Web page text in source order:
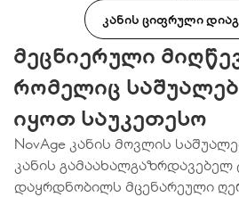
ᲙᲐᲜᲘᲡ ᲪᲘᲤᲠᲣᲚᲘ
მეცნიერული
რომელიც
იყოთ საუკეთესო
NovAge კანის მოვლის
კანის
დაყრდნობილს მცენარეული